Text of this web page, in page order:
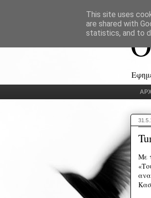
Με
This site uses
are shared with
statistics, and to